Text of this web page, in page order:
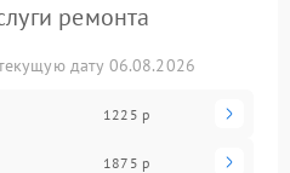
ремонта
дату 06.08.2026
1225 р
1875 р